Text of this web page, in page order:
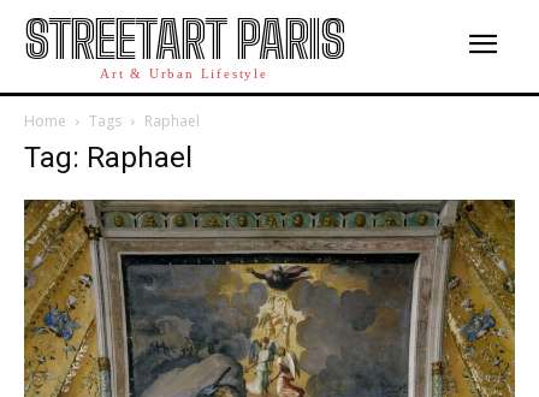
STREETART PARIS
Art & Urban Lifestyle
Home Tags Raphael
Tag: Raphael